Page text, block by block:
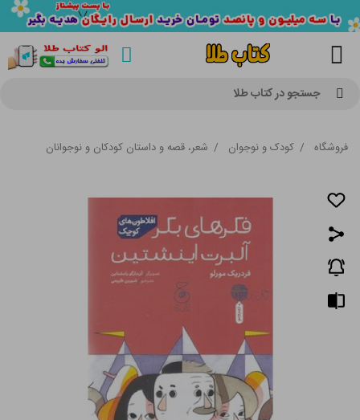
جستجو در کتاب طلا
فروشگاه / کودک و نوجوان / شعر، قصه و داستان کودکان و نوجوانان